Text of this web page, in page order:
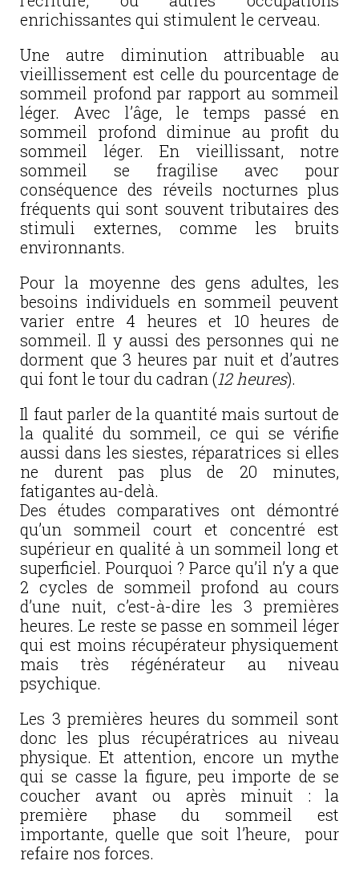
enrichissantes qui stimulent le cerveau.
Une autre diminution attribuable au
vieillissement est celle du pourcentage de
sommeil profond par rapport au sommeil
léger. Avec l’âge, le temps passé en
sommeil profond diminue au profit du
sommeil léger. En vieillissant, notre
sommeil se fragilise avec pour
conséquence des réveils nocturnes plus
fréquents qui sont souvent tributaires des
stimuli externes, comme les bruits
environnants.
Pour la moyenne des gens adultes, les
besoins individuels en sommeil peuvent
varier entre 4 heures et 10 heures de
sommeil. Il y aussi des personnes qui ne
dorment que 3 heures par nuit et d’autres
qui font le tour du cadran (12 heures).
Il faut parler de la quantité mais surtout de
la qualité du sommeil, ce qui se vérifie
aussi dans les siestes, réparatrices si elles
ne durent pas plus de 20 minutes,
fatigantes au-delà.
Des études comparatives ont démontré
qu’un sommeil court et concentré est
supérieur en qualité à un sommeil long et
superficiel. Pourquoi ? Parce qu’il n’y a que
2 cycles de sommeil profond au cours
d’une nuit, c’est-à-dire les 3 premières
heures. Le reste se passe en sommeil léger
qui est moins récupérateur physiquement
mais très régénérateur au niveau
psychique.
Les 3 premières heures du sommeil sont
donc les plus récupératrices au niveau
physique. Et attention, encore un mythe
qui se casse la figure, peu importe de se
coucher avant ou après minuit : la
première phase du sommeil est
importante, quelle que soit l’heure, pour
refaire nos forces.